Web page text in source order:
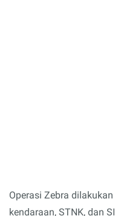
Operasi Zebra
kendaraan, STNK, dan